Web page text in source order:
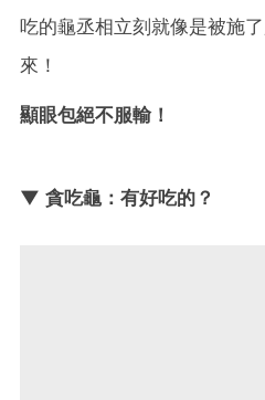
吃的龜丞相立刻就像是被施
來！
顯眼包絕不服輸！
▼ 貪吃龜：有好吃的？